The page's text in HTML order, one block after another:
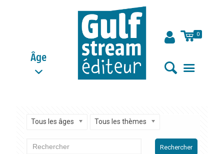
Âge
0
Tous les âges Tous les thèmes
Rechercher